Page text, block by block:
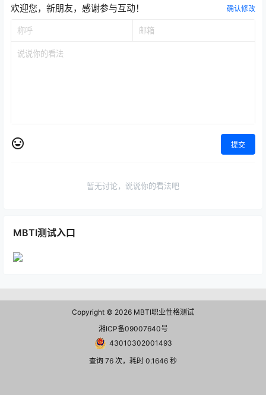
欢迎您，新朋友，感谢参与互动！ 确认修改
提交
暂无讨论，说说你的看法吧
MBTI测试入口
Copyright © 2026 MBTI职业性格测试
湘ICP备09007640号
43010302001493
查询 76 次，耗时 0.1646 秒